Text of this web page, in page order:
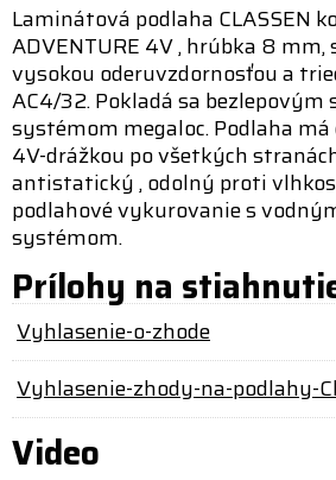
Laminátová podlaha CLASSEN
ADVENTURE 4V , hrúbka 8 mm,
vysokou oderuvzdornosťou a
AC4/32. Pokladá sa bezlepovým
systémom megaloc. Podlaha
4V-drážkou po všetkých
antistatický , odolný proti
podlahové vykurovanie s
systémom.
Prílohy na
Vyhlasenie-o-zhode
Vyhlasenie-zhody-na-podlahy-
Video